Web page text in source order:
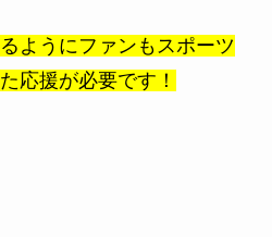
ようにファンもスポーツ
応援が必要です！